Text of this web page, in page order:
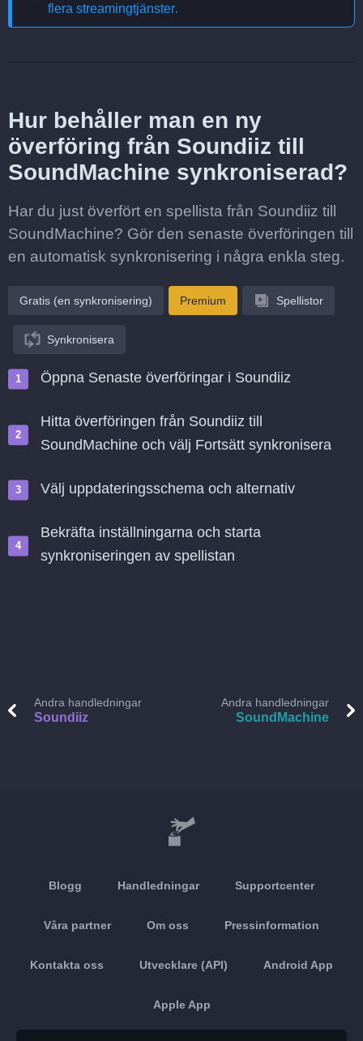
flera streamingtjänster.
Hur behåller man en ny
överföring från Soundiiz till
SoundMachine synkroniserad?
Har du just överfört en spellista från Soundiiz till
SoundMachine? Gör den senaste överföringen till
en automatisk synkronisering i några enkla steg.
Gratis (en synkronisering) Premium Spellistor
Synkronisera
Öppna Senaste överföringar i Soundiiz
Hitta överföringen från Soundiiz till
SoundMachine och välj Fortsätt synkronisera
Välj uppdateringsschema och alternativ
Bekräfta inställningarna och starta
synkroniseringen av spellistan
Andra handledningar
Soundiiz
Andra handledningar
SoundMachine
Blogg Handledningar Supportcenter
Våra partner Om oss Pressinformation
Kontakta oss Utvecklare (API) Android App
Apple App